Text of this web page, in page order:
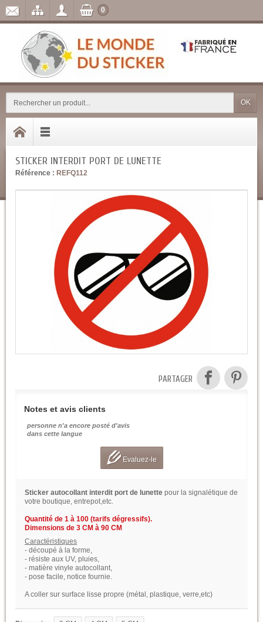
OK
0
STICKER INTERDIT PORT DE LUNETTE
Référence : REFQ112
PARTAGER
Notes et avis clients
personne n'a encore posté d'avis
dans cette langue
Evaluez-le
Sticker autocollant interdit port de lunette pour la signalétique de
votre boutique, entrepot,etc.
Quantité de 1 à 100 (tarifs dégressifs).
Dimensions de 3 CM à 90 CM
Caractéristiques
- découpé à la forme,
- résiste aux UV, pluies,
- matière vinyle autocollant,
- pose facile, notice fournie.
A coller sur surface lisse propre (métal, plastique, verre,etc)